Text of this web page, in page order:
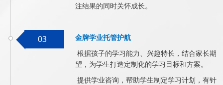
注结果的同时关怀成长。
03
金牌学业托管护航
根据孩子的学习能力、兴趣特长，结合家长期
望，为学生打造定制化的学习目标和方案。
提供学业咨询，帮助学生制定学习计划，有针